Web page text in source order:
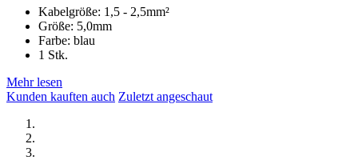
Kabelgröße: 1,5 - 2,5mm²
Größe: 5,0mm
Farbe: blau
1 Stk.
Mehr lesen
Kunden kauften auch Zuletzt angeschaut